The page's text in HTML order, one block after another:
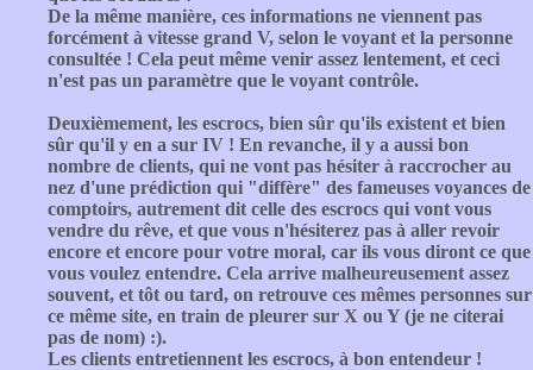
De la même manière, ces informations ne viennent pas
forcément à vitesse grand V, selon le voyant et la personne
consultée ! Cela peut même venir assez lentement, et ceci
n'est pas un paramètre que le voyant contrôle.
Deuxièmement, les escrocs, bien sûr qu'ils existent et bien
sûr qu'il y en a sur IV ! En revanche, il y a aussi bon
nombre de clients, qui ne vont pas hésiter à raccrocher au
nez d'une prédiction qui "diffère" des fameuses voyances de
comptoirs, autrement dit celle des escrocs qui vont vous
vendre du rêve, et que vous n'hésiterez pas à aller revoir
encore et encore pour votre moral, car ils vous diront ce que
vous voulez entendre. Cela arrive malheureusement assez
souvent, et tôt ou tard, on retrouve ces mêmes personnes sur
ce même site, en train de pleurer sur X ou Y (je ne citerai
pas de nom) :).
Les clients entretiennent les escrocs, à bon entendeur !